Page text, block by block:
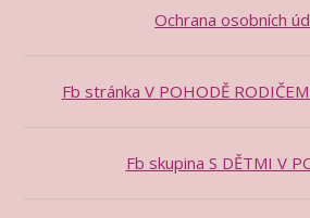
Ochrana osobních
Fb stránka V POHODĚ
Fb skupina S DĚTMI V